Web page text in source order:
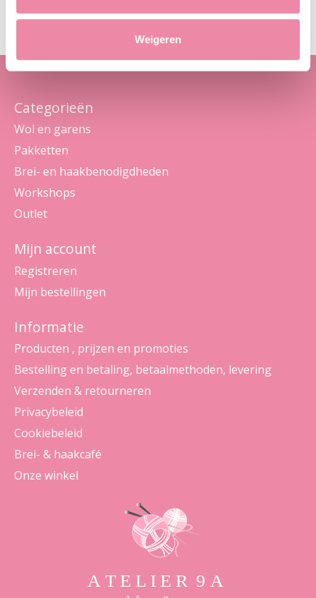
Weigeren
Categorieën
Wol en garens
Pakketten
Brei- en haakbenodigdheden
Workshops
Outlet
Mijn account
Registreren
Mijn bestellingen
Informatie
Producten , prijzen en promoties
Bestelling en betaling, betaalmethoden, levering
Verzenden & retourneren
Privacybeleid
Cookiebeleid
Brei- & haakcafé
Onze winkel